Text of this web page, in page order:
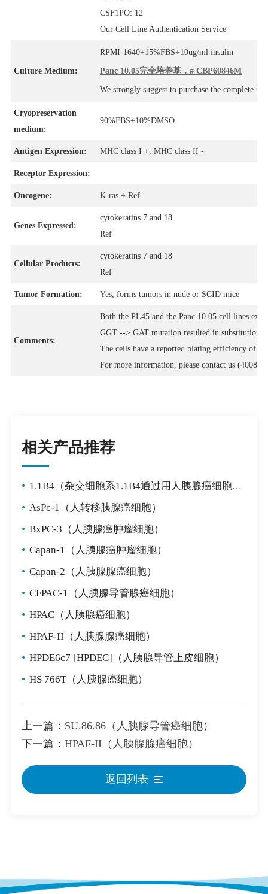
CSF1PO: 12
Our Cell Line Authentication Service
Culture Medium:
RPMI-1640+15%FBS+10ug/ml insulin
Panc 10.05完全培养基，# CBP60846M
We strongly suggest to purchase the complete
Cryopreservation
medium:
90%FBS+10%DMSO
Antigen Expression: MHC class I +; MHC class II -
Receptor Expression:
Oncogene: K-ras + Ref
Genes Expressed:
cytokeratins 7 and 18
Ref
Cellular Products:
cytokeratins 7 and 18
Ref
Tumor Formation: Yes, forms tumors in nude or SCID mice
Comments:
Both the PL45 and the Panc 10.05 cell lines
GGT --> GAT mutation resulted in substitution
The cells have a reported plating efficiency of
For more information, please contact us (4008-
相关产品推荐
• 1.1B4（杂交细胞系1.1B4通过用人胰腺癌细胞系PANC-1电融合人胰岛的原代培养物而形成。）
• AsPc-1（人转移胰腺癌细胞）
• BxPC-3（人胰腺癌肿瘤细胞）
• Capan-1（人胰腺癌肿瘤细胞）
• Capan-2（人胰腺腺癌细胞）
• CFPAC-1（人胰腺导管腺癌细胞）
• HPAC（人胰腺癌细胞）
• HPAF-II（人胰腺腺癌细胞）
• HPDE6c7 [HPDEC]（人胰腺导管上皮细胞）
• HS 766T（人胰腺癌细胞）
上一篇： SU.86.86（人胰腺导管癌细胞）
下一篇： HPAF-II（人胰腺腺癌细胞）
返回列表